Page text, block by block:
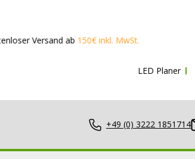
ab150€ inkl. MwSt.
LED Planer
+49 (0) 3222 1851714